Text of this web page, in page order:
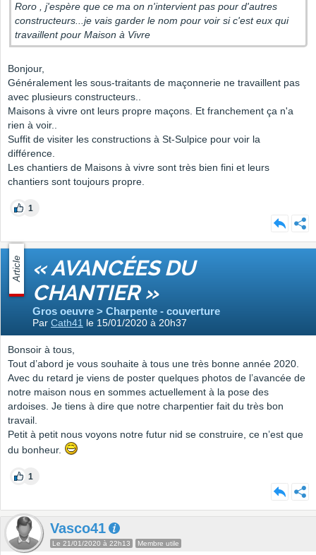
Roro , j'espère que ce ma on n'intervient pas pour d'autres
constructeurs...je vais garder le nom pour voir si c'est eux qui
travaillent pour Maison à Vivre
Bonjour,
Généralement les sous-traitants de maçonnerie ne travaillent pas
avec plusieurs constructeurs..
Maisons à vivre ont leurs propre maçons. Et franchement ça n'a
rien à voir..
Suffit de visiter les constructions à St-Sulpice pour voir la
différence.
Les chantiers de Maisons à vivre sont très bien fini et leurs
chantiers sont toujours propre.
1
Article « AVANCÉES DU
CHANTIER »
Gros oeuvre > Charpente - couverture
Par Cath41 le 15/01/2020 à 20h37
Bonsoir à tous,
Tout d’abord je vous souhaite à tous une très bonne année 2020.
Avec du retard je viens de poster quelques photos de l’avancée de
notre maison nous en sommes actuellement à la pose des
ardoises. Je tiens à dire que notre charpentier fait du très bon
travail.
Petit à petit nous voyons notre futur nid se construire, ce n’est que
du bonheur.
1
Vasco41
Le 21/01/2020 à 22h13 Membre utile